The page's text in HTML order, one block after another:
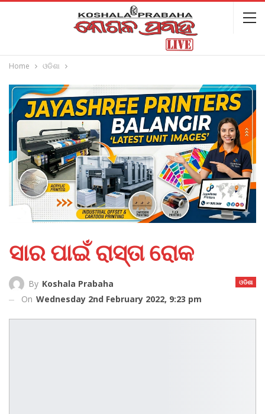
Home ଓଡିଶା
ସାର ପାଇଁ ରାସ୍ତା ରୋକ
ଓଡିଶା
By Koshala Prabaha
On Wednesday 2nd February 2022, 9:23 pm